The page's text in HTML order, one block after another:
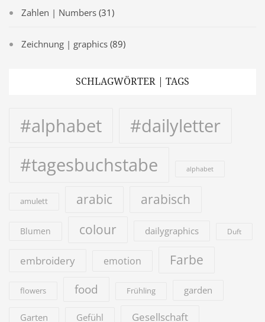
Zahlen | Numbers (31)
Zeichnung | graphics (89)
SCHLAGWÖRTER | TAGS
#alphabet
#dailyletter
#tagesbuchstabe
alphabet
amulett arabic arabisch
Blumen colour dailygraphics Duft
embroidery emotion Farbe
flowers food Frühling garden
Garten Gefühl Gesellschaft